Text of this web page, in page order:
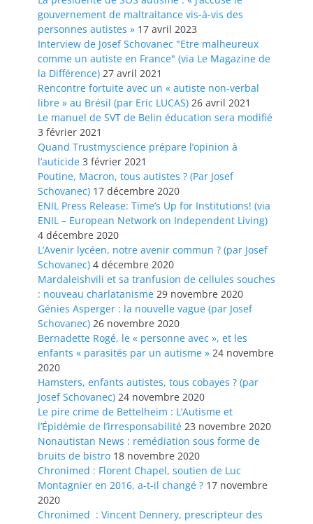
gouvernement de maltraitance vis-à-vis des
personnes autistes » 17 avril 2023
Interview de Josef Schovanec "Etre malheureux
comme un autiste en France" (via Le Magazine de
la Différence) 27 avril 2021
Rencontre fortuite avec un « autiste non-verbal
libre » au Brésil (par Eric LUCAS) 26 avril 2021
Le manuel de SVT de Belin éducation sera modifié
3 février 2021
Quand Trustmyscience prépare l’opinion à
l’auticide 3 février 2021
Poutine, Macron, tous autistes ? (Par Josef
Schovanec) 17 décembre 2020
ENIL Press Release: Time’s Up for Institutions! (via
ENIL – European Network on Independent Living)
4 décembre 2020
L’Avenir lycéen, notre avenir commun ? (par Josef
Schovanec) 4 décembre 2020
Mardaleishvili et sa tranfusion de cellules souches
: nouveau charlatanisme 29 novembre 2020
Génies Asperger : la nouvelle vague (par Josef
Schovanec) 26 novembre 2020
Bernadette Rogé, le « personne avec », et les
enfants « parasités par un autisme » 24 novembre
2020
Hamsters, enfants autistes, tous cobayes ? (par
Josef Schovanec) 24 novembre 2020
Le pire crime de Bettelheim : L’Autisme et
l’Épidémie de l’irresponsabilité 23 novembre 2020
Nonautistan News : remédiation sous forme de
bruits de bistro 18 novembre 2020
Chronimed : Florent Chapel, soutien de Luc
Montagnier en 2016, a-t-il changé ? 17 novembre
2020
Chronimed : Vincent Dennery, prescripteur des